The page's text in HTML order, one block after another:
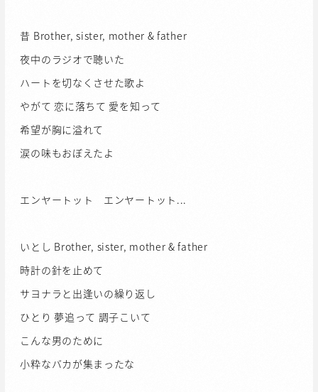
昔 Brother, sister, mother & father
夜中のラジオで聴いた
ハートを切なくさせた歌よ
やがて 恋に落ちて 愛を知って
希望が胸に溢れて
涙の味もおぼえたよ
エンヤートット エンヤートット...
いとし Brother, sister, mother & father
時計の針を止めて
サヨナラと出逢いの繰り返し
ひとり 夢追って 調子こいて
こんな男のために
小粋なバカが集まったな